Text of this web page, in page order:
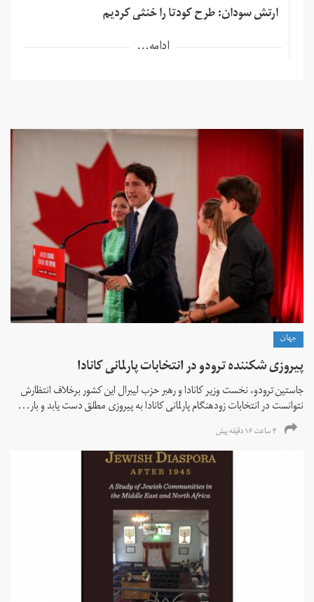
ارتش سودان: طرح کودتا را خنثی کردیم
ادامه...
جهان
پیروزی شکننده ترودو در انتخابات پارلمانی کانادا
جاستین ترودو، نخست وزیر کانادا و رهبر حزب لیبرال این کشور برخلاف انتظارش
نتوانست در انتخابات زود‌هنگام پارلمانی کانادا به پیروزی مطلق دست یابد و بار...
۴ ساعت ۱۶ دقیقه پیش